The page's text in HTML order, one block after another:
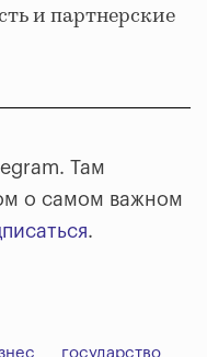
и партнерские
Там
о самом важном
.
государство